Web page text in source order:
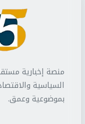
منصة إخبارية
السياسية
بموضوعية وعمق.